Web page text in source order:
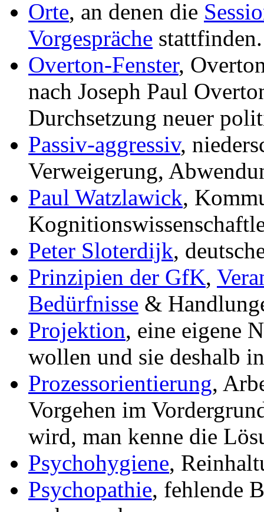
Orte, an denen die
Vorgespräche stattfinden.
Overton-Fenster,
nach Joseph Paul
Durchsetzung neuer
Passiv-aggressiv,
Verweigerung,
Paul Watzlawick,
Peter Sloterdijk,
Prinzipien der GfK,
Bedürfnisse &
Projektion, eine eigene
wollen und sie deshalb
Prozessorientierung,
Vorgehen im
wird, man kenne die
Psychohygiene,
Psychopathie, fehlende